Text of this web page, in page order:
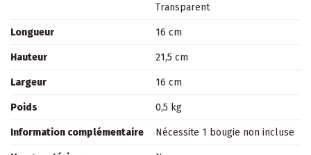
Transparent
Longueur 16 cm
Hauteur 21,5 cm
Largeur 16 cm
Poids 0,5 kg
Information complémentaire Nécessite 1 bougie non incluse